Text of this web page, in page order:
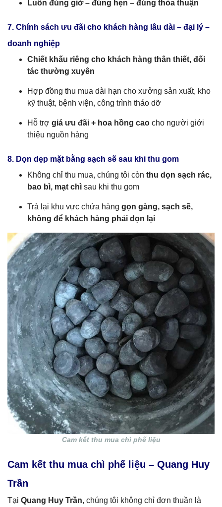
Luôn đúng giờ – đúng hẹn – đúng thỏa thuận
7. Chính sách ưu đãi cho khách hàng lâu dài – đại lý –
doanh nghiệp
Chiết khấu riêng cho khách hàng thân thiết, đối
tác thường xuyên
Hợp đồng thu mua dài hạn cho xưởng sản xuất, kho
kỹ thuật, bệnh viện, công trình tháo dỡ
Hỗ trợ giá ưu đãi + hoa hồng cao cho người giới
thiệu nguồn hàng
8. Dọn dẹp mặt bằng sạch sẽ sau khi thu gom
Không chỉ thu mua, chúng tôi còn thu dọn sạch rác,
bao bì, mạt chì sau khi thu gom
Trả lại khu vực chứa hàng gọn gàng, sạch sẽ,
không để khách hàng phải dọn lại
Cam kết thu mua chì phế liệu
Cam kết thu mua chì phế liệu – Quang Huy
Trần
Tại Quang Huy Trần, chúng tôi không chỉ đơn thuần là